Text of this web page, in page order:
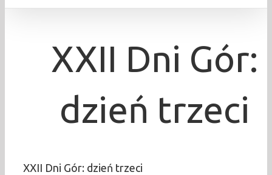
XXII Dni Gór:
dzień trzeci
XXII Dni Gór: dzień trzeci